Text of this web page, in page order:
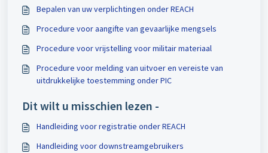
Bepalen van uw verplichtingen onder REACH
Procedure voor aangifte van gevaarlijke mengsels
Procedure voor vrijstelling voor militair materiaal
Procedure voor melding van uitvoer en vereiste van
uitdrukkelijke toestemming onder PIC
Dit wilt u misschien lezen -
Handleiding voor registratie onder REACH
Handleiding voor downstreamgebruikers